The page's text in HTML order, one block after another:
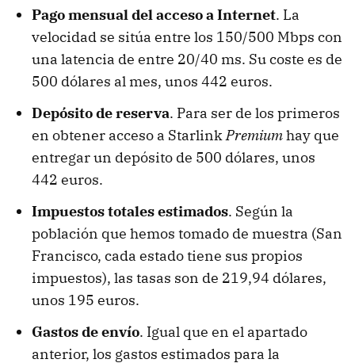
Pago mensual del acceso a Internet. La
velocidad se sitúa entre los 150/500 Mbps con
una latencia de entre 20/40 ms. Su coste es de
500 dólares al mes, unos 442 euros.
Depósito de reserva. Para ser de los primeros
en obtener acceso a StarlinkPremiumhay que
entregar un depósito de 500 dólares, unos
442 euros.
Impuestos totales estimados. Según la
población que hemos tomado de muestra (San
Francisco, cada estado tiene sus propios
impuestos), las tasas son de 219,94 dólares,
unos 195 euros.
Gastos de envío. Igual que en el apartado
anterior, los gastos estimados para la